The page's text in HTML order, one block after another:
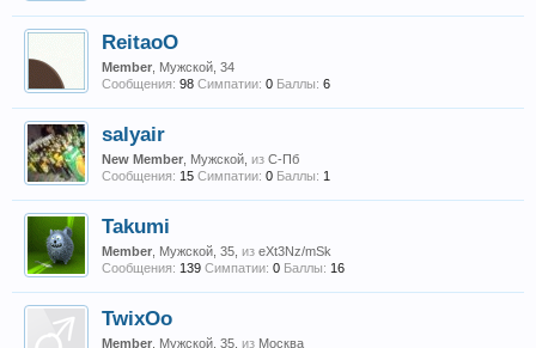
ReitaoO
Member , Мужской, 34
Сообщения: 98 Симпатии: 0 Баллы: 6
salyair
New Member , Мужской, из С-Пб
Сообщения: 15 Симпатии: 0 Баллы: 1
Takumi
Member , Мужской, 35, из eXt3Nz/mSk
Сообщения: 139 Симпатии: 0 Баллы: 16
TwixOo
Member , Мужской, 35, из Москва